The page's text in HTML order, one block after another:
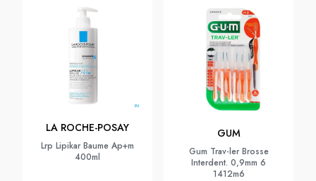
LA ROCHE-POSAY
Lrp Lipikar Baume Ap+m
400ml
GUM
Gum Trav-ler Brosse
Interdent. 0,9mm 6
1412m6